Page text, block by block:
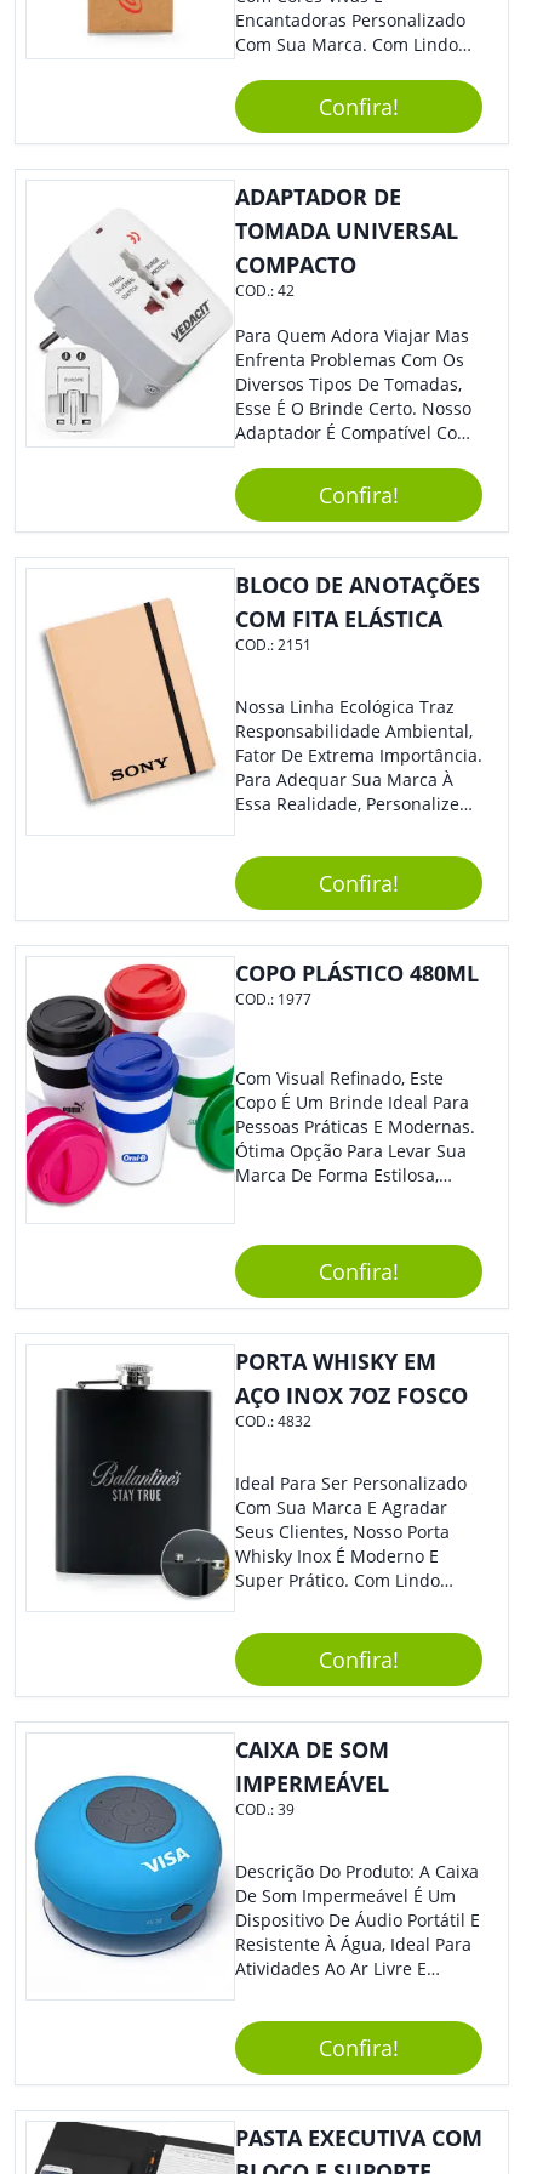
Encantadoras Personalizado
Com Sua Marca. Com Lindo
Para Diversas Ocasiões.
Perfeito, Não É?!
Confira!
ADAPTADOR DE
TOMADA UNIVERSAL
COMPACTO
COD.:42
Para Quem Adora Viajar Mas
Enfrenta Problemas Com Os
Diversos Tipos De Tomadas,
Esse É O Brinde Certo. Nosso
Adaptador É Compatível Com
Diferentes Países E Com
Todas As Tensões. Em
Tamanho Compacto, É
Perfeito Para Carregar Na
Bolsa Ou Na Mochila. É A
Praticidade Que Todos
Precisam Em Apenas Um
Item! Demais, Não É?!
E Ofereça A Seus Clientes E
Colaboradores. Útil E
Funcional, Com Certeza Todo
Mundo Irá Amar.
Confira!
BLOCO DE ANOTAÇÕES
COM FITA ELÁSTICA
COD.:2151
Nossa Linha Ecológica Traz
Responsabilidade Ambiental,
Fator De Extrema Importância.
Para Adequar Sua Marca À
Essa Realidade, Personalize
Anotações Com Post-It E
Caneta. Elaborado A Partir De
Material Reciclado, O Brinde
Também É Prático, Tornando-
Se Assim Excelente Para Uso
Cotidiano. Perfeito, Não É?!
Confira!
COPO PLÁSTICO 480ML
COD.: 1977
Com Visual Refinado, Este
Copo É Um Brinde Ideal Para
Pessoas Práticas E Modernas.
Ótima Opção Para Levar Sua
Marca De Forma Estilosa,
Reuniões Corporativas Ou Até
Mesmo Para Presentear
Colaboradores.
Confira!
PORTA WHISKY EM
AÇO INOX 7OZ FOSCO
COD.:4832
Ideal Para Ser Personalizado
Com Sua Marca E Agradar
Seus Clientes, Nosso Porta
Whisky Inox É Moderno E
Super Prático. Com Lindo
Grande Diferencial Em
Eventos E Feiras Corporativas.
Confira!
CAIXA DE SOM
IMPERMEÁVEL
COD.:39
Descrição Do Produto: A Caixa
De Som Impermeável É Um
Dispositivo De Áudio Portátil E
Resistente À Água, Ideal Para
Atividades Ao Ar Livre E
Design Compacto E Durável,
Essa Caixa De Som Reproduz
Um Som Claro E Potente,
Proporcionando Uma
Experiência Musical De Alta
Qualidade Em Qualquer
Lugar. Benefícios: Além De
Confira!
PASTA EXECUTIVA COM